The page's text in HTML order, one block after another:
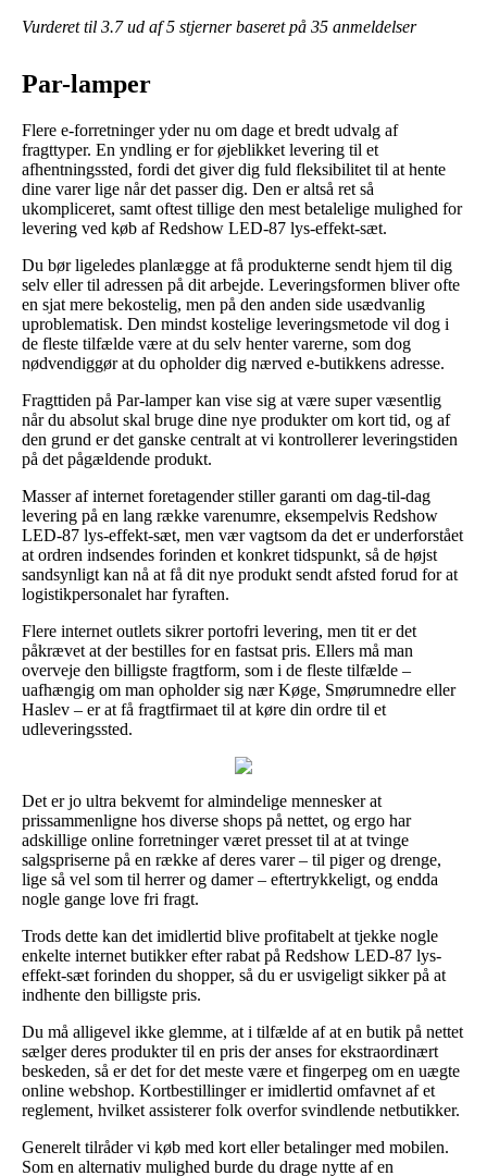
Vurderet til 3.7ud af 5 stjerner baseret på 35 anmeldelser
Par-lamper
Flere e-forretninger yder nu om dage et bredt udvalg af
fragttyper. En yndling er for øjeblikket levering til et
afhentningssted, fordi det giver dig fuld fleksibilitet til at hente
dine varer lige når det passer dig. Den er altså ret så
ukompliceret, samt oftest tillige den mest betalelige mulighed for
levering ved køb af Redshow LED-87 lys-effekt-sæt.
Du bør ligeledes planlægge at få produkterne sendt hjem til dig
selv eller til adressen på dit arbejde. Leveringsformen bliver ofte
en sjat mere bekostelig, men på den anden side usædvanlig
uproblematisk. Den mindst kostelige leveringsmetode vil dog i
de fleste tilfælde være at du selv henter varerne, som dog
nødvendiggør at du opholder dig nærved e-butikkens adresse.
Fragttiden på Par-lamper kan vise sig at være super væsentlig
når du absolut skal bruge dine nye produkter om kort tid, og af
den grund er det ganske centralt at vi kontrollerer leveringstiden
på det pågældende produkt.
Masser af internet foretagender stiller garanti om dag-til-dag
levering på en lang række varenumre, eksempelvis Redshow
LED-87 lys-effekt-sæt, men vær vagtsom da det er underforstået
at ordren indsendes forinden et konkret tidspunkt, så de højst
sandsynligt kan nå at få dit nye produkt sendt afsted forud for at
logistikpersonalet har fyraften.
Flere internet outlets sikrer portofri levering, men tit er det
påkrævet at der bestilles for en fastsat pris. Ellers må man
overveje den billigste fragtform, som i de fleste tilfælde –
uafhængig om man opholder sig nær Køge, Smørumnedre eller
Haslev – er at få fragtfirmaet til at køre din ordre til et
udleveringssted.
Det er jo ultra bekvemt for almindelige mennesker at
prissammenligne hos diverse shops på nettet, og ergo har
adskillige online forretninger været presset til at at tvinge
salgspriserne på en række af deres varer – til piger og drenge,
lige så vel som til herrer og damer – eftertrykkeligt, og endda
nogle gange love fri fragt.
Trods dette kan det imidlertid blive profitabelt at tjekke nogle
enkelte internet butikker efter rabat på Redshow LED-87 lys-
effekt-sæt forinden du shopper, så du er usvigeligt sikker på at
indhente den billigste pris.
Du må alligevel ikke glemme, at i tilfælde af at en butik på nettet
sælger deres produkter til en pris der anses for ekstraordinært
beskeden, så er det for det meste være et fingerpeg om en uægte
online webshop. Kortbestillinger er imidlertid omfavnet af et
reglement, hvilket assisterer folk overfor svindlende netbutikker.
Generelt tilråder vi køb med kort eller betalinger med mobilen.
Som en alternativ mulighed burde du drage nytte af en